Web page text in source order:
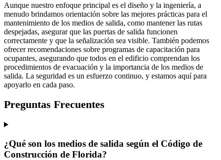
Aunque nuestro enfoque principal es el diseño y la ingeniería, a
menudo brindamos orientación sobre las mejores prácticas para el
mantenimiento de los medios de salida, como mantener las rutas
despejadas, asegurar que las puertas de salida funcionen
correctamente y que la señalización sea visible. También podemos
ofrecer recomendaciones sobre programas de capacitación para
ocupantes, asegurando que todos en el edificio comprendan los
procedimientos de evacuación y la importancia de los medios de
salida. La seguridad es un esfuerzo continuo, y estamos aquí para
apoyarlo en cada paso.
Preguntas Frecuentes
¿Qué son los medios de salida según el Código de
Construcción de Florida?